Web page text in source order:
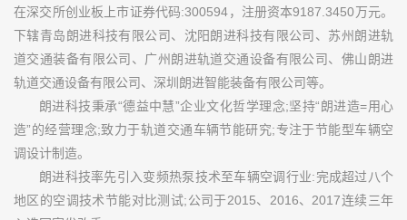
在深交所创业板上市证券代码:300594，注册资本9187.3450万元。
下辖青岛朗进科技有限公司、沈阳朗进科技有限公司、苏州朗进轨
道交通装备有限公司、广州朗进轨道交通设备有限公司、佛山朗进
轨道交通设备有限公司、深圳朗进智能装备有限公司等。
朗进科技秉承“德益中慧”企业文化哲学理念;坚持“朗进造=用心
造”的经营理念;致力于轨道交通车辆节能研究;专注于节能型车辆空
调设计制造。
朗进科技率先引入变频热泵技术至车辆空调行业:完成超过八个
地区的空调技术节能对比测试;公司于2015、2016、2017连续三年